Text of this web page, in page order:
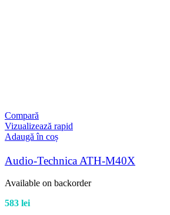
Compară
Vizualizează rapid
Adaugă în coș
Audio-Technica ATH-M40X
Available on backorder
583 lei